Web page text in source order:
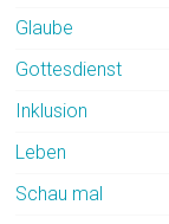
Glaube
Gottesdienst
Inklusion
Leben
Schau mal